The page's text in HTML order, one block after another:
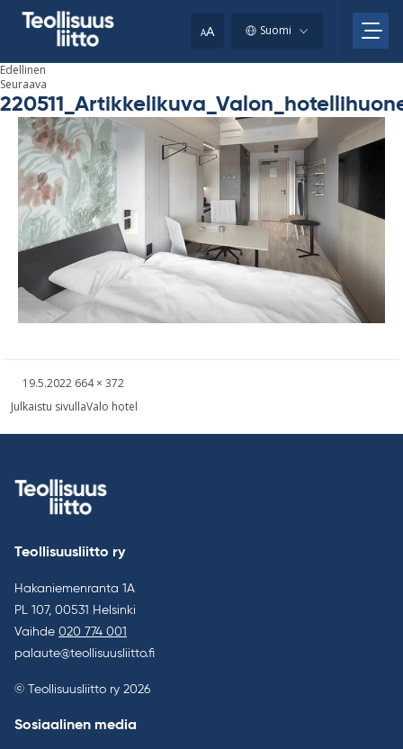
AA Suomi
Edellinen
Seuraava
Kirjoitettu
19.5.2022 Täysikokoinen
664 × 372
Artikkelien
Julkaistu sivullaValo hotel
clipboard.)
Teollisuusliitto ry
Hakaniemenranta 1A
PL 107, 00531 Helsinki
Vaihde 020 774 001
palaute@teollisuusliitto.fi
© Teollisuusliitto ry 2026
Sosiaalinen media